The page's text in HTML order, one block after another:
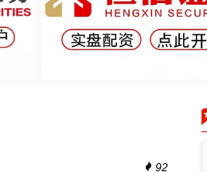
92